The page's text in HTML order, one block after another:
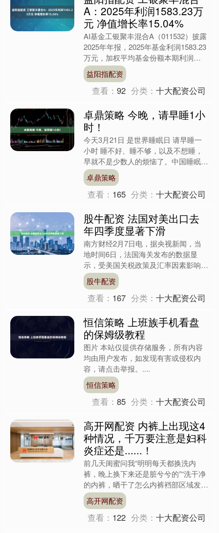
A：2025年利润1583.23万
元 净值增长率15.04%
AI基金工银聚丰混合A（011532）披露
2025年年报，2025年基金利润1583.23
万元，加权平均基金份额本期利润
0.1608元。报告期内，基金净值增长
率....
益阳指配资
查看：92 分类：十大配资公司
卓鼎策略 今晚，请早睡1小
时！
今天3月21日 是世界睡眠日 请早睡一
小时 睡不好、睡不够，以及不想睡，
早就不是少数人的烦恼了。中国睡眠研
究会发布的《2025中国睡眠健康研究
白皮书》显示，参与....
卓鼎策略
查看： 165 分类：十大配资公司
股牛配资 法国对美出口去
年四季度显著下滑
南方财经2月7日电，据央视新闻，当
地时间6日，法国海关发布的数据显
示，受美国关税政策及汇率因素影响，
2025年第四季度法国对美国出口下滑
趋势明显加剧。数据显示，....
股牛配资
查看： 167 分类：十大配资公司
恒信策略 上班族手机看盘
的保姆级教程
图片 本站仅提供存储服务，所有内容
均由用户发布，如发现有害或侵权内
容，请点击举报。....
恒信策略
查看：85 分类：十大配资公司
高开网配资 内裤上出现这4
种情况，千万要注意是妇科
炎症还是......！
前几天闺蜜问我“明明每天都换洗内
裤，晚上换下来还是脏兮兮的”“洗干净
的内裤，晒干了怎么内裤裆部区域发黄
发硬”，难道是自己患了什么妇科疾病
吗？ 你们是不是也遇到过....
高开网配资
查看： 122 分类：十大配资公司